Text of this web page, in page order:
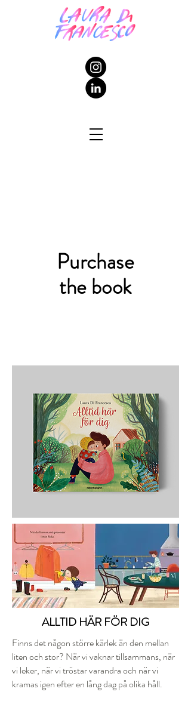
Purchase
the book
ALLTID HÄR FÖR DIG
Finns det någon större kärlek än den mellan
liten och stor? När vi vaknar tillsammans, när
vi leker, när vi tröstar varandra och när vi
kramas igen efter en lång dag på olika håll.